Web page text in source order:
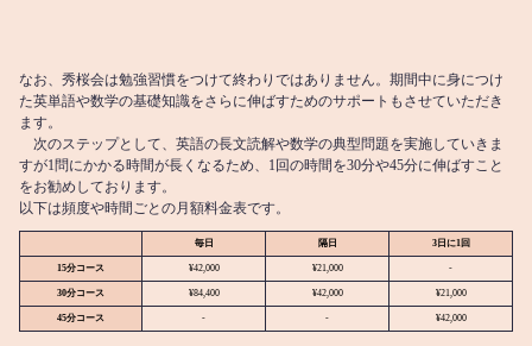
なお、秀桜会は勉強習慣をつけて終わりではありません。期間中に身につけ
た英単語や数学の基礎知識をさらに伸ばすためのサポートもさせていただき
ます。
次のステップとして、英語の長文読解や数学の典型問題を実施していきま
すが1問にかかる時間が長くなるため、1回の時間を30分や45分に伸ばすこと
をお勧めしております。
以下は頻度や時間ごとの月額料金表です。
毎日 隔日 3日に1回
15分コース ¥42,000 ¥21,000 -
30分コース ¥84,400 ¥42,000 ¥21,000
45分コース - - ¥42,000